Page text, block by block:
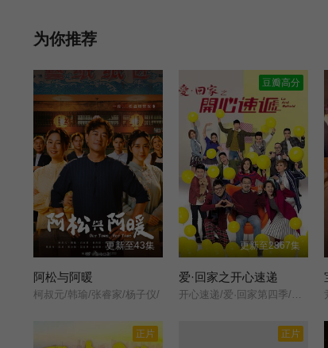
至善分析
为你推荐
更新至43集
阿松与阿暖
柯叔元/韩瑜/张睿家/杨子仪/
豆瓣高分
更新至2867集
爱·回家之开心速递
开心速递/爱·回家第四季/Come Home Love: Happy Courier/(Come Home Love: Lo and Behold/
正片 正片